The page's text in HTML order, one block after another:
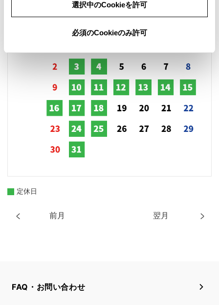
選択中のCookieを許可
必須のCookieのみ許可
前月 翌月
定休日
FAQ・お問い合わせ